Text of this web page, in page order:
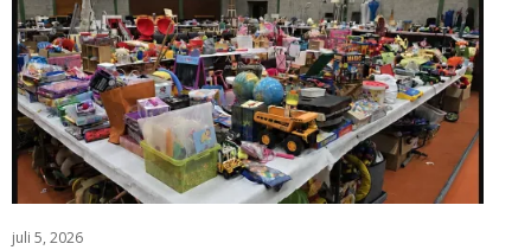
juli 5, 2026